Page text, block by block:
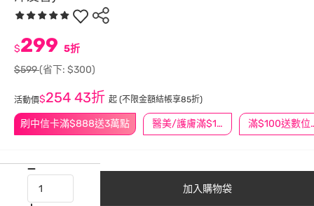
刷中信卡滿$888送3萬點 醫美/護膚滿$1200送$200 滿
$299 5折
$599(省下: $300)
活動價$254 43折 起 (不限金額結帳享85折)
加入購物袋